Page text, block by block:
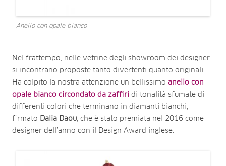
Anello con opale bianco
Nel frattempo, nelle vetrine degli showroom dei designer
si incontrano proposte tanto divertenti quanto originali.
Ha colpito la nostra attenzione un bellissimo anello con
opale bianco circondato da zaffiri di tonalità sfumate di
differenti colori che terminano in diamanti bianchi,
firmato Dalia Daou, che è stato premiata nel 2016 come
designer dell’anno con il Design Award inglese.